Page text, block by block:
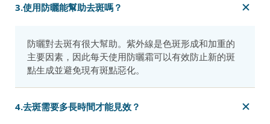
3.使用防曬能幫助去斑嗎？
防曬對去斑有很大幫助。紫外線是色斑形成和加重的
主要因素，因此每天使用防曬霜可以有效防止新的斑
點生成並避免現有斑點惡化。
4.去斑需要多長時間才能見效？